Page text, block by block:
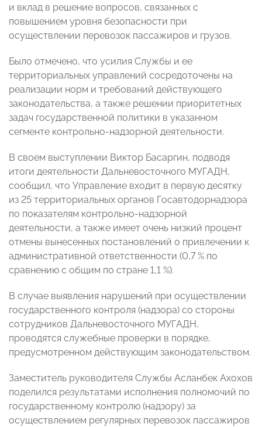
и вклад в решение вопросов, связанных с
повышением уровня безопасности при
осуществлении перевозок пассажиров и грузов.
Было отмечено, что усилия Службы и ее
территориальных управлений сосредоточены на
реализации норм и требований действующего
законодательства, а также решении приоритетных
задач государственной политики в указанном
сегменте контрольно-надзорной деятельности.
В своем выступлении Виктор Басаргин, подводя
итоги деятельности Дальневосточного МУГАДН,
сообщил, что Управление входит в первую десятку
из 25 территориальных органов Госавтодорнадзора
по показателям контрольно-надзорной
деятельности, а также имеет очень низкий процент
отмены вынесенных постановлений о привлечении к
административной ответственности (0,7 % по
сравнению с общим по стране 1,1 %).
В случае выявления нарушений при осуществлении
государственного контроля (надзора) со стороны
сотрудников Дальневосточного МУГАДН,
проводятся служебные проверки в порядке,
предусмотренном действующим законодательством.
Заместитель руководителя Службы Асланбек Ахохов
поделился результатами исполнения полномочий по
государственному контролю (надзору) за
осуществлением регулярных перевозок пассажиров